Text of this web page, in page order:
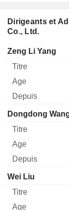
Dirigeants et
Co., Ltd.
Dirigeant Titre
Zeng Li Yang
Dongdong
Wei Liu